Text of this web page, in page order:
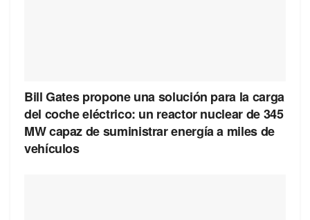
Bill Gates propone una solución para la carga
del coche eléctrico: un reactor nuclear de 345
MW capaz de suministrar energía a miles de
vehículos